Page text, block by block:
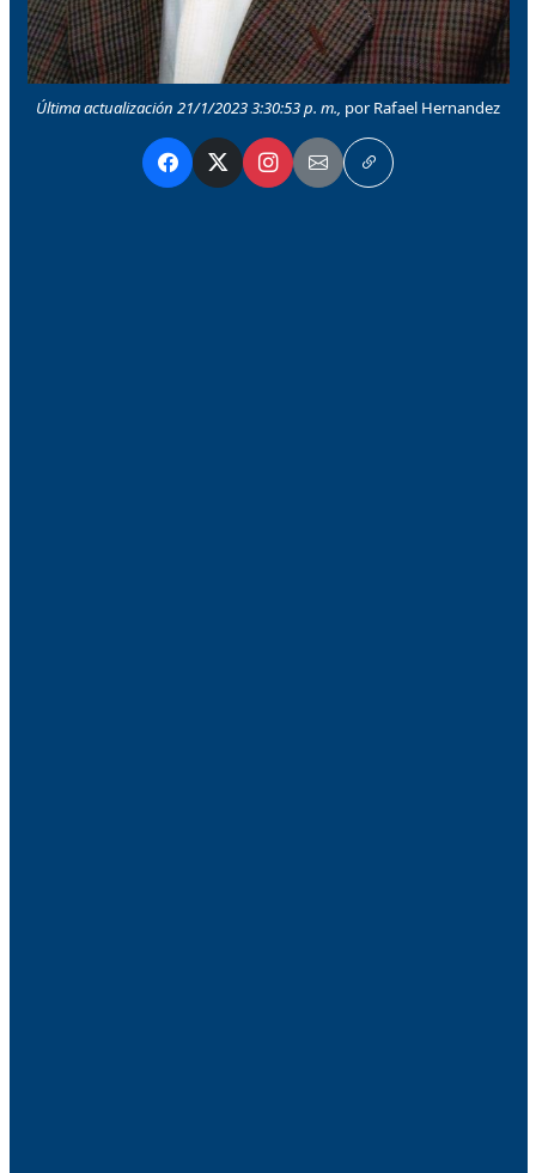
Última actualización 21/1/2023 3:30:53 p. m., por Rafael Hernandez